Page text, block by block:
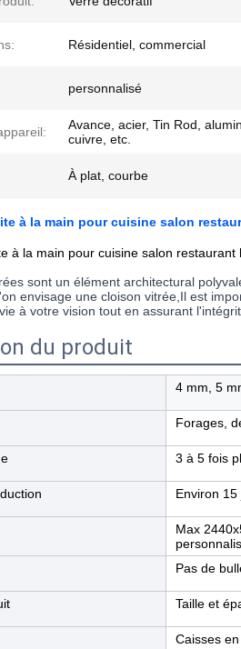
Résidentiel, commercial
personnalisé
Avance, acier, Tin Rod,
cuivre, etc.
À plat, courbe
à la main pour cuisine salon
à la main pour cuisine salon restaurant
sont un élément architectural
envisage une cloison vitrée,Il est
à votre vision tout en assurant
du produit
4 mm, 5
Forages,
3 à 5 fois
Environ
Max
Pas de
Taille et
Caisses